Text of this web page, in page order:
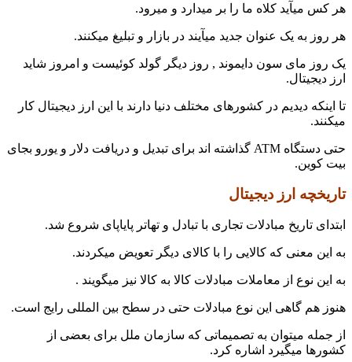
هر کس میآید کلاه ما را بر میدارد و میرود.
هر روز به یک عنوان جدید میآیند در بازار و تبلیغ میکنند.
یک روز مای سون دایموند , روز دیگر گولد کوئیست و امروز شاید
ارز دیجیتال.
تا اینکه دیدیم در کشورهای مختلف دنیا دارند با این ارز دیجیتال کار
میکنند.
حتی دستگاه ATM گذاشته اند برای تبدیل و دریافت دلار و یورو بجای
بیت کوین.
تاریخچه ارز دیجیتال
ابتدای تاریخ مبادلات تجاری با تبادل و تهاتر پایاپای شروع شد.
به این معنی که کالایی را با کالای دیگر تعویض میکردند.
به این نوع از معاملات مبادلات کالا به کالا نیز میگویند .
هنوز هم گاهی این نوع مبادلات حتی در سطح بین المللی رایج است.
از جمله میتوان به تصمیماتی که سازمان ملل برای بعضی از
کشورها میگیرد اشاره کرد.